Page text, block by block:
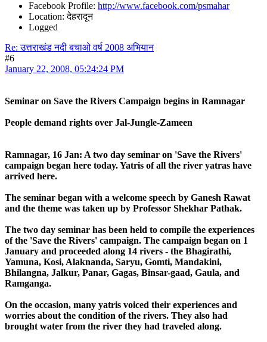
Facebook Profile: http://www.facebook.com/psmahar
Location: देहरादून
Logged
Re: उत्तराखंड नदी बचाओ वर्ष 2008 अभियान
#6
January 22, 2008, 05:24:24 PM
Seminar on Save the Rivers Campaign begins in Ramnagar
People demand rights over Jal-Jungle-Zameen
Ramnagar, 16 Jan: A two day seminar on 'Save the Rivers'
campaign began here today. Yatris of all the river yatras have
arrived here.
The seminar began with a welcome speech by Ganesh Rawat
and the theme was taken up by Professor Shekhar Pathak.
The two day seminar has been held to compile the experiences
of the 'Save the Rivers' campaign. The campaign began on 1
January and proceeded along 14 rivers - the Bhagirathi,
Yamuna, Kosi, Alaknanda, Saryu, Gomti, Mandakini,
Bhilangna, Jalkur, Panar, Gagas, Binsar-gaad, Gaula, and
Ramganga.
On the occasion, many yatris voiced their experiences and
worries about the condition of the rivers. They also had
brought water from the river they had traveled along.